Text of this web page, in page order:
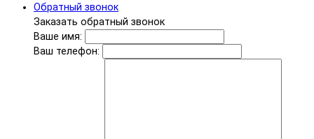
Обратный звонок
Заказать обратный звонок
Ваше имя:
Ваш телефон: